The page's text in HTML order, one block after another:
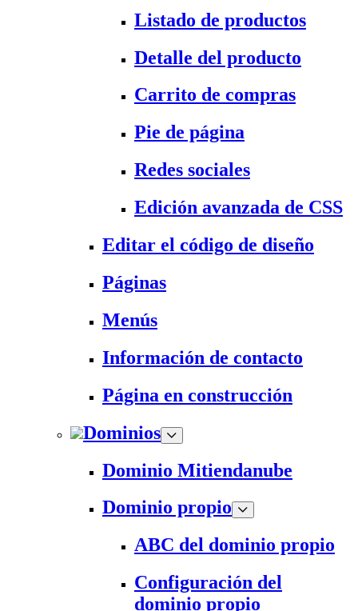
Listado de productos
Detalle del producto
Carrito de compras
Pie de página
Redes sociales
Edición avanzada de CSS
Editar el código de diseño
Páginas
Menús
Información de contacto
Página en construcción
Dominios
Dominio Mitiendanube
Dominio propio
ABC del dominio propio
Configuración del
dominio propio